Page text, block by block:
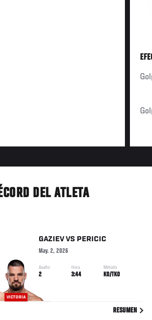
DEL ATLETA
VICTORIA
GAZIEV VS PERICIC
May. 2, 2026
Asalto
2
Hora
3:44
Método
KO/TKO
RESUMEN